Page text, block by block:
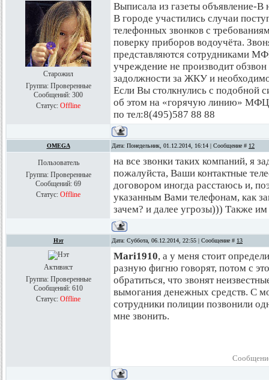
Старожил
Группа: Проверенные
Сообщений: 300
Статус: Offline
Выписала из газеты объявление-В
В городе участились случаи
телефонных звонков с
поверку приборов водоучёта.
представляются сотрудниками
учреждение не производит
задолжности за ЖКУ и
Если Вы столкнулись с подобной
об этом на «горячую линию» МФЦ
по тел:8(495)587 88 88
OMEGA Дата: Понедельник, 01.12.2014, 16:14 | Сообщение # 12
Пользователь
Группа: Проверенные
Сообщений: 69
Статус: Offline
на все звонки таких компаний, я
пожалуйста, Ваши контактные
договором иногда расстаюсь и,
указанным Вами телефонам, как
зачем? и далее угрозы))) Также
Нэт Дата: Суббота, 06.12.2014, 22:55 | Сообщение # 13
Активист
Группа: Проверенные
Сообщений: 610
Статус: Offline
Mari1910, а у меня стоит
разную фигню говорят, потом с
обратиться, что звонят
вымогания денежных средств. С
сотрудники полиции позвонили
мне звонить.